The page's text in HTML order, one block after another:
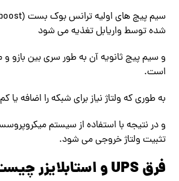
شده توسط واریابل تغذیه می شود
و سیم پیچ ثانویه آن به طور سری بین بازو و
است.
به طوری که ولتاژ نیاز برای شبکه را اضافه یا
و در نتیجه با استفاده از سیستم
تثبیت ولتاژ خروجی می شود.
فرق UPS و استابلایزر چیست؟